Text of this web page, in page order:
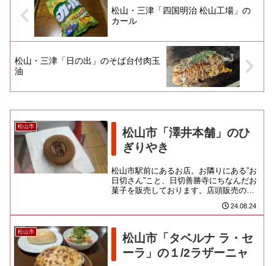
松山・三津「四国明治 松山工場」の
カール
松山・三津「日の出」のそば台付肉玉
油
松山市
松山市「澤井本舗」のひ
ぎりやき
松山市駅前にあるお店。お隣りにある”お
日切さん”こと、日切善勝寺にちなんだお
菓子を販売しております。店頭販売の
他、「ひぎり茶屋」として、お食事や甘
味も提供していたようなんだ...
24.08.24
松山市
松山市「タベルナ ラ・セ
ーラ」の１/2ラザーニャ